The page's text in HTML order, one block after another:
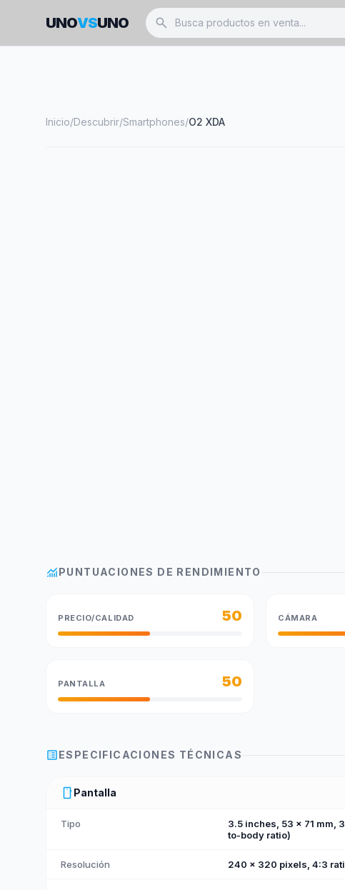
UNOVSUNO search
Inicio/Descubrir/Smartphones/O2 XDA
monitoringPUNTUACIONES DE RENDIMIENTO
PRECIO/CALIDAD 50 CÁMARA
PANTALLA 50
list_altESPECIFICACIONES TÉCNICAS
smartphone Pantalla
Tipo
3.5 inches, 53 x 71 mm,
to-body ratio)
Resolución 240 x 320 pixels, 4:3